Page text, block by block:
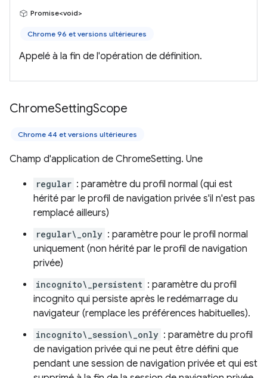
Promise<void>
Chrome 96 et versions ultérieures
Appelé à la fin de l'opération de définition.
ChromeSettingScope
Chrome 44 et versions ultérieures
Champ d'application de ChromeSetting. Une
regular : paramètre du profil normal (qui est
hérité par le profil de navigation privée s'il n'est pas
remplacé ailleurs)
regular\_only : paramètre pour le profil normal
uniquement (non hérité par le profil de navigation
privée)
incognito\_persistent : paramètre du profil
incognito qui persiste après le redémarrage du
navigateur (remplace les préférences habituelles).
incognito\_session\_only : paramètre du profil
de navigation privée qui ne peut être défini que
pendant une session de navigation privée et qui est